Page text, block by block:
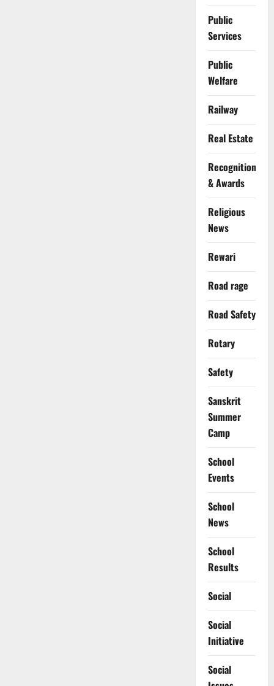
Public
Services
Public
Welfare
Railway
Real Estate
Recognition
& Awards
Religious
News
Rewari
Road rage
Road Safety
Rotary
Safety
Sanskrit
Summer
Camp
School
Events
School
News
School
Results
Social
Social
Initiative
Social